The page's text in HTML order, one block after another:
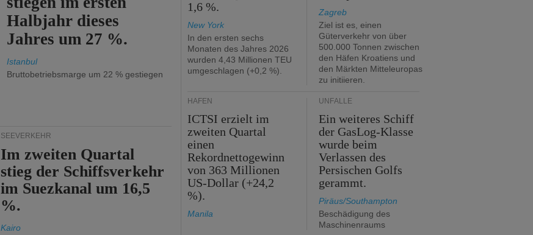
Halbjahr dieses
Jahres um 27 %.
Istanbul
Bruttobetriebsmarge um 22 % gestiegen
SEEVERKEHR
Im zweiten Quartal
stieg der Schiffsverkehr
im Suezkanal um 16,5
%.
Kairo
1,6 %.
New York
In den ersten sechs
Monaten des Jahres 2026
wurden 4,43 Millionen TEU
umgeschlagen (+0,2 %).
Zagreb
Ziel ist es, einen
Güterverkehr von über
500.000 Tonnen zwischen
den Häfen Kroatiens und
den Märkten Mitteleuropas
zu initiieren.
HÄFEN
ICTSI erzielt im
zweiten Quartal
einen
Rekordnettogewinn
von 363 Millionen
US-Dollar (+24,2
%).
Manila
UNFÄLLE
Ein weiteres Schiff
der GasLog-Klasse
wurde beim
Verlassen des
Persischen Golfs
gerammt.
Piräus/Southampton
Beschädigung des
Maschinenraums